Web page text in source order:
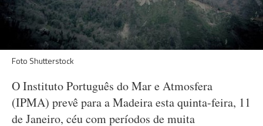
Foto Shutterstock
O Instituto Português do Mar e Atmosfera
(IPMA) prevê para a Madeira esta quinta-feira, 11
de Janeiro, céu com períodos de muita